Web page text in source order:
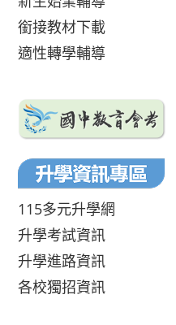
銜接教材下載
適性轉學輔導
115多元升學網
升學考試資訊
升學進路資訊
各校獨招資訊